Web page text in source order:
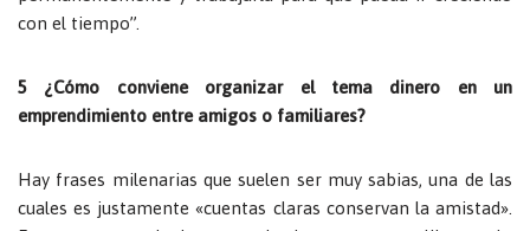
con el tiempo”.
5 ¿Cómo conviene organizar el tema dinero en un
emprendimiento entre amigos o familiares?
Hay frases milenarias que suelen ser muy sabias, una de las
cuales es justamente «cuentas claras conservan la amistad».